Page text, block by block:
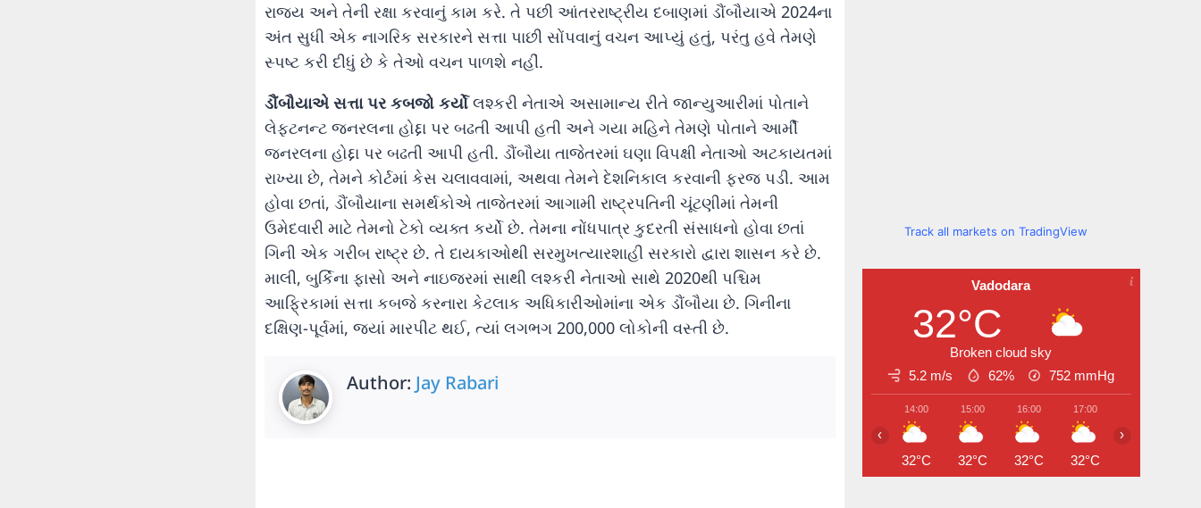
રાજ્ય અને તેની રક્ષા કરવાનું કામ કરે. તે પછી આંતરરાષ્ટ્રીય દબાણમાં ડૌંબૌયાએ 2024ના
અંત સુધી એક નાગરિક સરકારને સત્તા પાછી સોંપવાનું વચન આપ્યું હતું, પરંતુ હવે તેમણે
સ્પષ્ટ કરી દીધું છે કે તેઓ વચન પાળશે નહીં.
ડૌંબૌયાએ સત્તા પર કબજો કર્યોલશ્કરી નેતાએ અસામાન્ય રીતે જાન્યુઆરીમાં પોતાને
લેફ્ટનન્ટ જનરલના હોદ્દા પર બઢતી આપી હતી અને ગયા મહિને તેમણે પોતાને આર્મી
જનરલના હોદ્દા પર બઢતી આપી હતી. ડૌંબૌયા તાજેતરમાં ઘણા વિપક્ષી નેતાઓ અટકાયતમાં
રાખ્યા છે, તેમને કોર્ટમાં કેસ ચલાવવામાં, અથવા તેમને દેશનિકાલ કરવાની ફરજ પડી. આમ
હોવા છતાં, ડૌંબૌયાના સમર્થકોએ તાજેતરમાં આગામી રાષ્ટ્રપતિની ચૂંટણીમાં તેમની
ઉમેદવારી માટે તેમનો ટેકો વ્યક્ત કર્યો છે. તેમના નોંધપાત્ર કુદરતી સંસાધનો હોવા છતાં
ગિની એક ગરીબ રાષ્ટ્ર છે. તે દાયકાઓથી સરમુખત્યારશાહી સરકારો દ્વારા શાસન કરે છે.
માલી, બુર્કિના ફાસો અને નાઇજરમાં સાથી લશ્કરી નેતાઓ સાથે 2020થી પશ્ચિમ
આફ્રિકામાં સત્તા કબજે કરનારા કેટલાક અધિકારીઓમાંના એક ડૌંબૌયા છે. ગિનીના
દક્ષિણ-પૂર્વમાં, જ્યાં મારપીટ થઈ, ત્યાં લગભગ 200,000 લોકોની વસ્તી છે.
Author: Jay Rabari
Track all markets on TradingView
Vadodara
32°C
Broken cloud sky
5.2 m/s
62% 752 mmHg
14:00
32°C
15:00
32°C
16:00
32°C
17:00
32°C
‹ ›